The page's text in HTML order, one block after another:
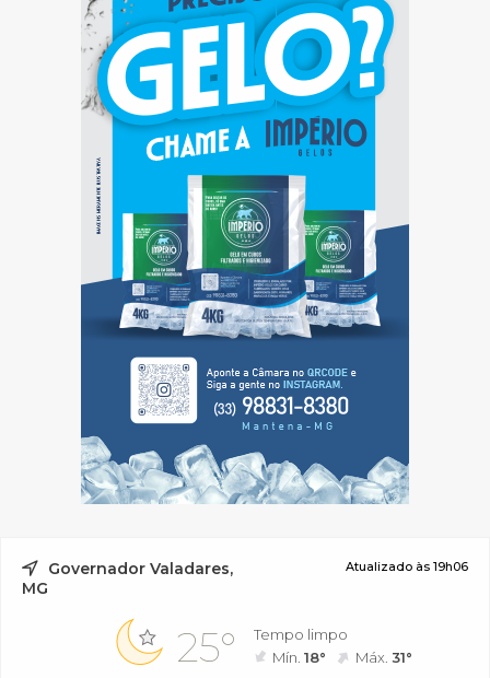
Governador Valadares,
MG
Atualizado às 19h06
25°
Tempo limpo
Mín.18° Máx.31°